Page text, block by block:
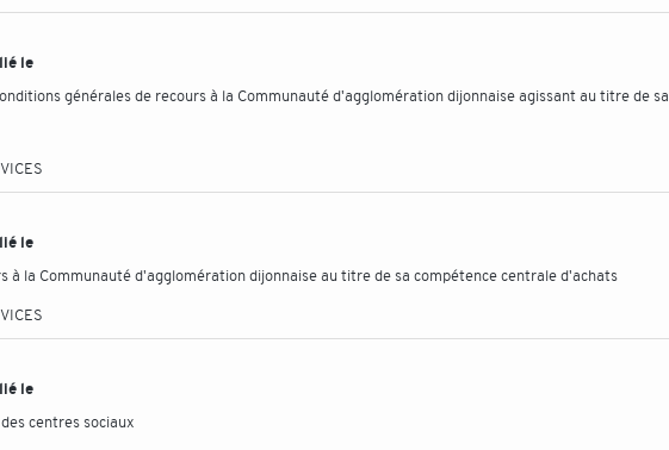
le
générales de recours à la Communauté d'agglomération dijonnaise agissant au titre de sa
le
à la Communauté d'agglomération dijonnaise au titre de sa compétence centrale d'achats
le
centres sociaux